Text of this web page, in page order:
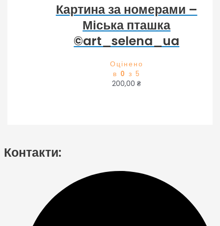
Картина за номерами –
Міська пташка
©art_selena_ua
Оцінено
в 0 з 5
200,00₴
Контакти: